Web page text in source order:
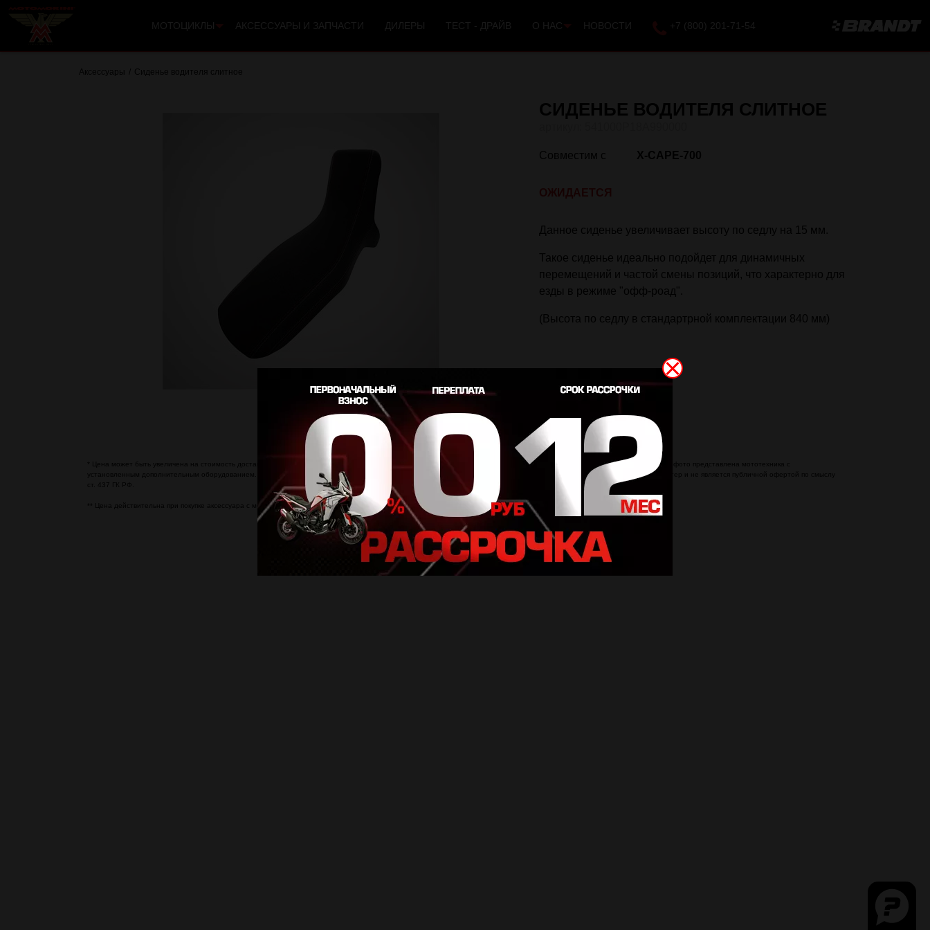
МОТОЦИКЛЫ АКСЕССУАРЫ И ЗАПЧАСТИ ДИЛЕРЫ ТЕСТ - ДРАЙВ О НАС НОВОСТИ +7 (800) 201-71-54
Аксессуары Сиденье водителя слитное
СИДЕНЬЕ ВОДИТЕЛЯ СЛИТНОЕ
Совместим с X-CAPE-700
Данное сиденье увеличивает высоту по седлу на 15 мм.
Такое сиденье идеально подойдет для динамичных
перемещений и частой смены позиций, что характерно для
езды в режиме "офф-роад".
(Высота по седлу в стандартрной комплектации 840 мм)
* Цена может быть увеличена на стоимость доставки со склада дистрибьютора до Вашего региона. Цена на сайте указана за единицу техники в базовой комплектации. На фото представлена мототехника с
установленным дополнительным оборудованием. Цвет и комплектация могут отличаться от представленных на изображении. Предложение носит информационный характер и не является публичной офертой по смыслу
ст. 437 ГК РФ.
** Цена действительна при покупке аксессуара с мотоциклом. Подробности в салонах официальных дилеров.